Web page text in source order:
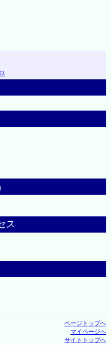
ｽ
ス
ページトップへ
マイページへ
サイトトップへ